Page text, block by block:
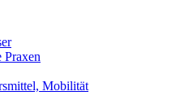
Praxen
Mobilität